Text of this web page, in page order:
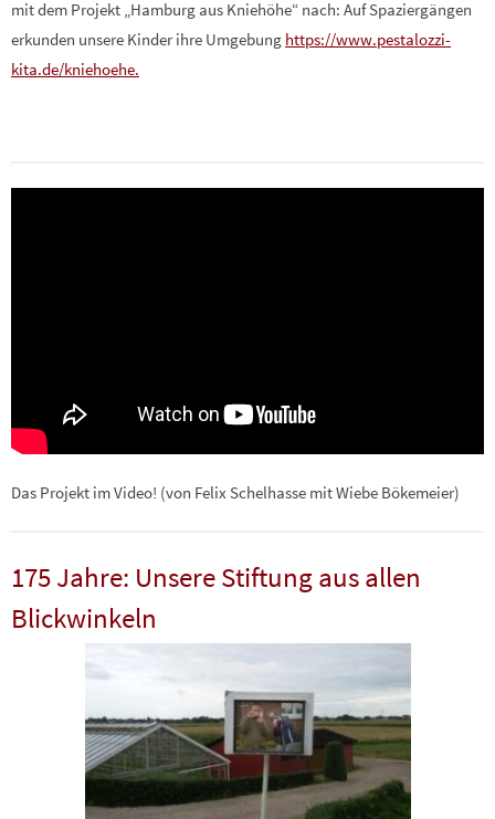
mit dem Projekt „Hamburg aus Kniehöhe“ nach: Auf Spaziergängen
erkunden unsere Kinder ihre Umgebung https://www.pestalozzi-
kita.de/kniehoehe.
Das Projekt im Video! (von Felix Schelhasse mit Wiebe Bökemeier)
175 Jahre: Unsere Stiftung aus allen
Blickwinkeln